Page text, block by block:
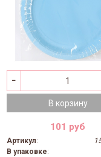
В корзину
101 руб
Артикул:
В упаковке: